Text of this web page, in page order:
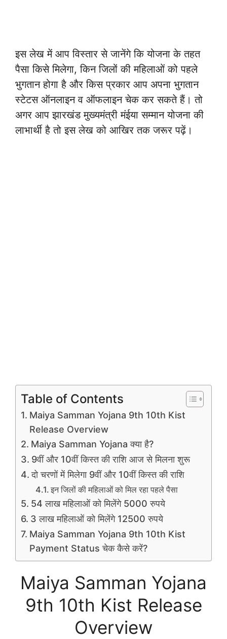
इस लेख में आप विस्तार से जानेंगे कि योजना के तहत
पैसा किसे मिलेगा, किन जिलों की महिलाओं को पहले
भुगतान होगा है और किस प्रकार आप अपना भुगतान
स्टेटस ऑनलाइन व ऑफलाइन चेक कर सकते हैं। तो
अगर आप झारखंड मुख्यमंत्री मंईया सम्मान योजना की
लाभार्थी है तो इस लेख को आखिर तक जरूर पढ़ें।
Table of Contents
Maiya Samman Yojana 9th 10th Kist
Release Overview
Maiya Samman Yojana क्या है?
9वीं और 10वीं किस्त की राशि आज से मिलना शुरू
दो चरणों में मिलेगा 9वीं और 10वीं किस्त की राशि
इन जिलों की महिलाओं को मिल रहा पहले पैसा
54 लाख महिलाओं को मिलेंगे 5000 रुपये
3 लाख महिलाओं को मिलेंगे 12500 रुपये
Maiya Samman Yojana 9th 10th Kist
Payment Status चेक कैसे करें?
Maiya Samman Yojana
9th 10th Kist Release
Overview